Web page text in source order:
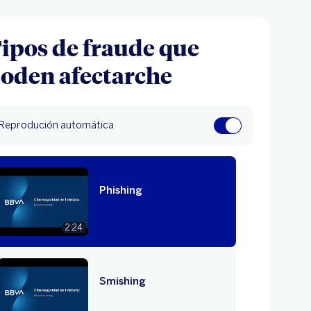
de fraude que
afectarche
automática
2:24
Phishing
Smishing